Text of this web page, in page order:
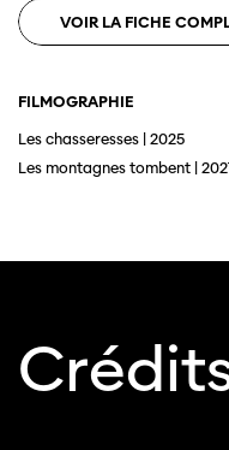
VOIR LA FICHE
FILMOGRAPHIE
Les chasseresses | 2025
Les montagnes tombent |